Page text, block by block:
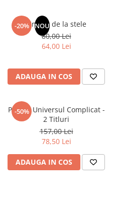
Articole scolare
Arta
Caiete si Carnetele scolare
Ghiozdane si Penare scolare
Instrumente si Truse Geometrie
Seturi scolare
Calculator
Consumabile & Accesorii
Cadouri
Carti in dar
-20% NOU
Un dar de la stele
80,00 Lei
64,00 Lei
ADAUGA IN COS
-50%
Pachet Universul Complicat -
2 Titluri
157,00 Lei
78,50 Lei
ADAUGA IN COS